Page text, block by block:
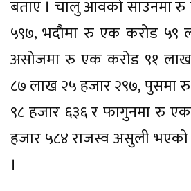
बताए । चालु आवको साउनमा
५९७, भदौमा रु एक करोड ५९
असोजमा रु एक करोड ९१ लाख
८७ लाख २५ हजार २९७, पुसमा
९८ हजार ६३६ र फागुनमा रु
हजार ५८४ राजस्व असुली
।